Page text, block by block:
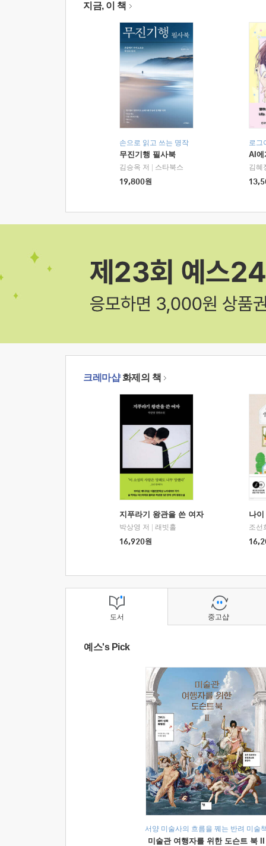
지금, 이 책
손으로 읽고 쓰는 명작
무진기행 필사북
김승옥 저
스타북스
19,800원
로그
AI에
김혜
크레마샵화제의 책
지푸라기 왕관을 쓴 여자
박상영 저
래빗홀
16,920원
나
조선
도서
예스's Pick
서양 미술사의 흐름을 꿰는 반려 미술
미술관 여행자를 위한 도슨트 북 II
중고샵